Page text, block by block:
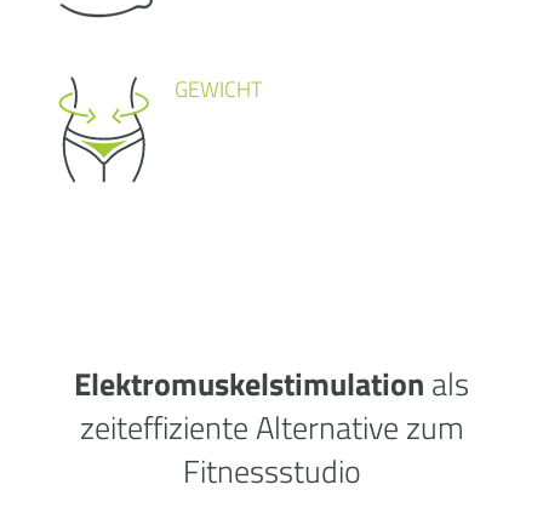
GEWICHT
Elektromuskelstimulation als
zeiteffiziente Alternative zum
Fitnessstudio